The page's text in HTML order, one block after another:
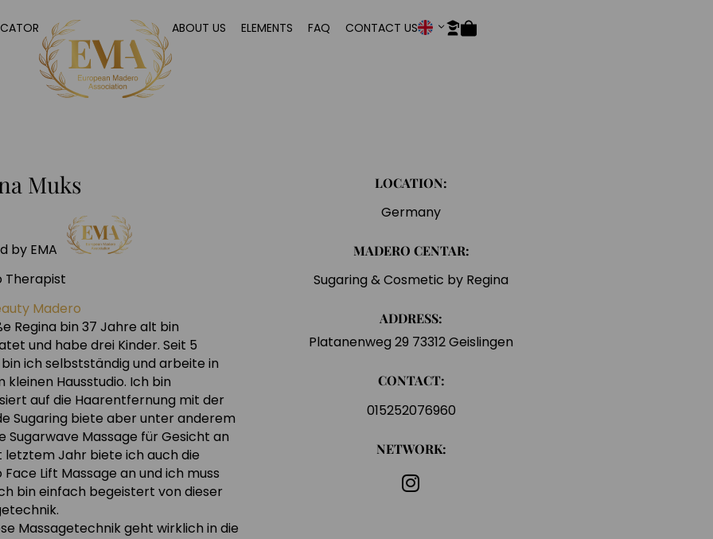
ABOUT US ELEMENTS FAQ CONTACT US
Muks
by EMA
Therapist
Madero
Regina bin 37 Jahre alt bin
und habe drei Kinder. Seit 5
ich selbstständig und arbeite in
kleinen Hausstudio. Ich bin
auf die Haarentfernung mit der
Sugaring biete aber unter anderem
Sugarwave Massage für Gesicht an
letztem Jahr biete ich auch die
Face Lift Massage an und ich muss
bin einfach begeistert von dieser
Massagetechnik geht wirklich in die
LOCATION:
Germany
MADERO CENTAR:
Sugaring & Cosmetic by Regina
ADDRESS:
Platanenweg 29 73312 Geislingen
CONTACT:
015252076960
NETWORK: